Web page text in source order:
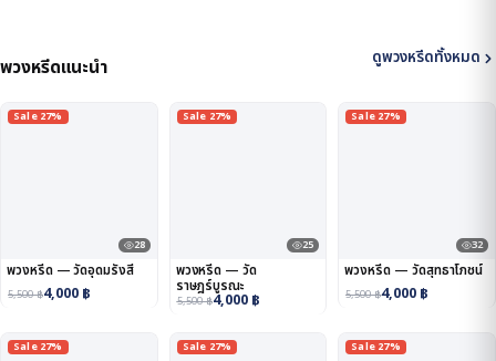
พวงหรีดแนะนำ ดูพวงหรีดทั้งหมด
Sale 27%
28
พวงหรีด — วัดอุดมรังสี
5,500฿4,000 ฿
Sale 27%
25
พวงหรีด — วัด
ราษฎร์บูรณะ
5,500฿4,000 ฿
Sale 27%
32
พวงหรีด — วัดสุทธาโภชน์
5,500฿4,000 ฿
Sale 27% Sale 27% Sale 27%